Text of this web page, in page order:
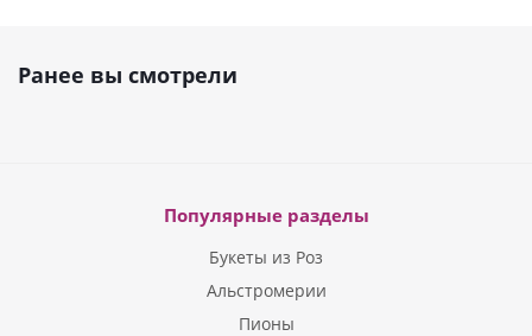
Ранее вы смотрели
Популярные разделы
Букеты из Роз
Альстромерии
Пионы